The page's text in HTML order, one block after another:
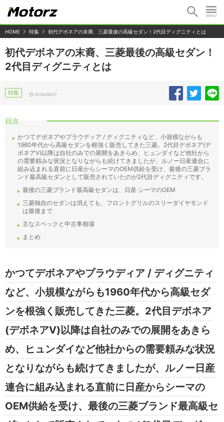
HOME 特集 初代デボネアの末裔、三菱最後の高級セダン！2代目ディグニティとは
初代デボネアの末裔、三菱最後の高級セダン！
2代目ディグニティとは
特集 2018/08/07
目次
かつてデボネアやプラウディア / ディグニティなど、小規模ながらも
1960年代から高級セダンを根強く販売してきた三菱。2代目デボネア(デ
ボネアV)以降は自社のみでの展開をあきらめ、ヒュンダイなど他社から
の需要頼みな状況となりながらも続けてきましたが、ルノー日産連合に
組み込まれる直前に日産からシーマのOEM供給を受け、最後の三菱ブラ
ンド最高級セダンとして販売されていたのが2代目ディグニティです。
最後の三菱ブランド最高級セダンは、日産 シーマのOEM
三菱独自のセダンは消えても、フロントグリルのスリーダイヤモンド
は最後まで
主なスペックと中古車相場
まとめ
かつてデボネアやプラウディア / ディグニティ
など、小規模ながらも1960年代から高級セダ
ンを根強く販売してきた三菱。2代目デボネア
(デボネアV)以降は自社のみでの展開をあきら
め、ヒュンダイなど他社からの需要頼みな状況
となりながらも続けてきましたが、ルノー日産
連合に組み込まれる直前に日産からシーマの
OEM供給を受け、最後の三菱ブランド最高級セ